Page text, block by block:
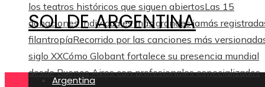
los teatros históricos que siguen abiertosLas 15
donaciones individuales más grandes jamás
filantropíaRecorrido por las canciones más
siglo XXCómo Globant fortalece su presencia mundial
desde Buenos Aires con profesionales especializados
SOL DE ARGENTINA
Argentina